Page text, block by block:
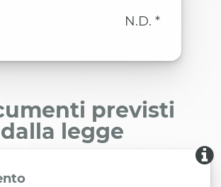
N.D. *
previsti
dalla legge